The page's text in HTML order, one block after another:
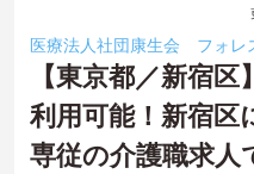
医療法人社団康生会 フォレ
【東京都／新宿
利用可能！新宿区
専従の介護職求人